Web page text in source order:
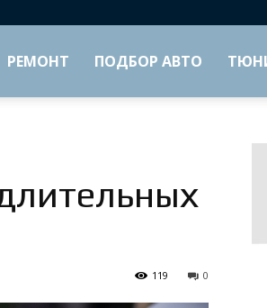
РЕМОНТ ПОДБОР АВТО
0
119